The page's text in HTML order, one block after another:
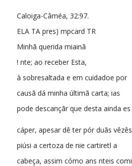
Caloiga-Câméa, 32:97.
ELA TA pres) mpcard TR
Minhã querida miainã
! nte; ao receber Esta,
à sobresaltada e em cuidadoe por
causã dá minha últimã carta; ias
pode descançãr que desta ainda es
cáper, apesar dê ter pór duãs vêzês
piúsi a certoza de nie cartiretl a
cabeça, assim cómo ans nteis comi